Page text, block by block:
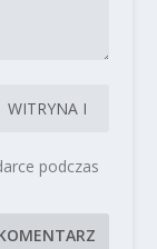
podczas